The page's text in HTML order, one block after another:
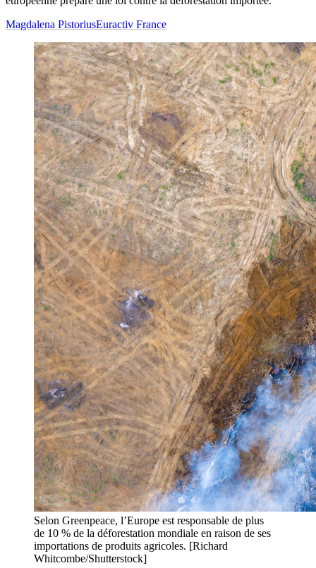
Magdalena PistoriusEuractiv France
Selon Greenpeace, l’Europe est responsable de plus
de 10 % de la déforestation mondiale en raison de ses
importations de produits agricoles. [Richard
Whitcombe/Shutterstock]